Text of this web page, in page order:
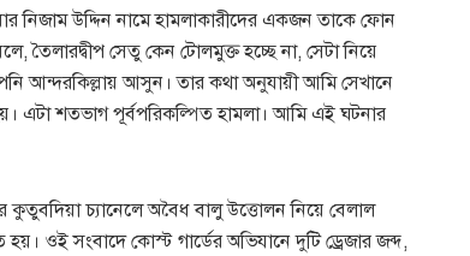
নিজাম উদ্দিন নামে হামলাকারীদের একজন তাকে ফোন
তৈলারদ্বীপ সেতু কেন টোলমুক্ত হচ্ছে না, সেটা নিয়ে
আন্দরকিল্লায় আসুন। তার কথা অনুযায়ী আমি সেখানে
এটা শতভাগ পূর্বপরিকল্পিত হামলা। আমি এই ঘটনার
চ্যানেলে অবৈধ বালু উত্তোলন নিয়ে বেলাল
ওই সংবাদে কোস্ট গার্ডের অভিযানে দুটি ড্রেজার জব্দ,